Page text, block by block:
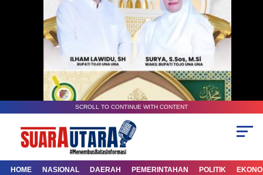
SCROLL TO CONTINUE WITH CONTENT
HOME NASIONAL DAERAH PEMERINTAHAN POLITIK